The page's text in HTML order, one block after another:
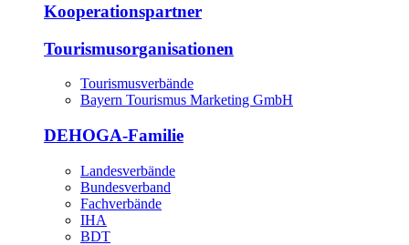
Kooperationspartner
Tourismusorganisationen
Tourismusverbände
Bayern Tourismus Marketing GmbH
DEHOGA-Familie
Landesverbände
Bundesverband
Fachverbände
IHA
BDT